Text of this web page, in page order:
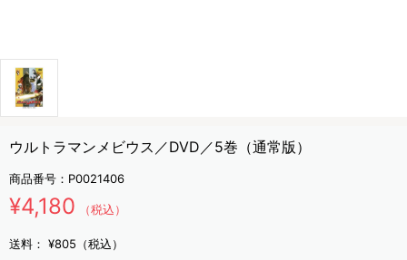
ウルトラマンメビウス／DVD／5巻（通常版）
商品番号： P0021406
¥4,180 （税込）
送料： ¥805（税込）